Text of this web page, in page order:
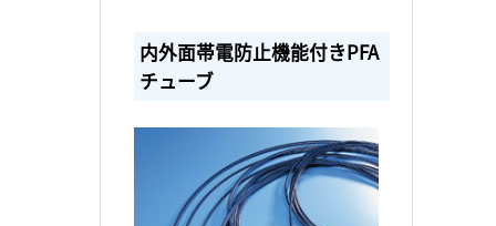
内外面帯電防止機能付きPFA
チューブ